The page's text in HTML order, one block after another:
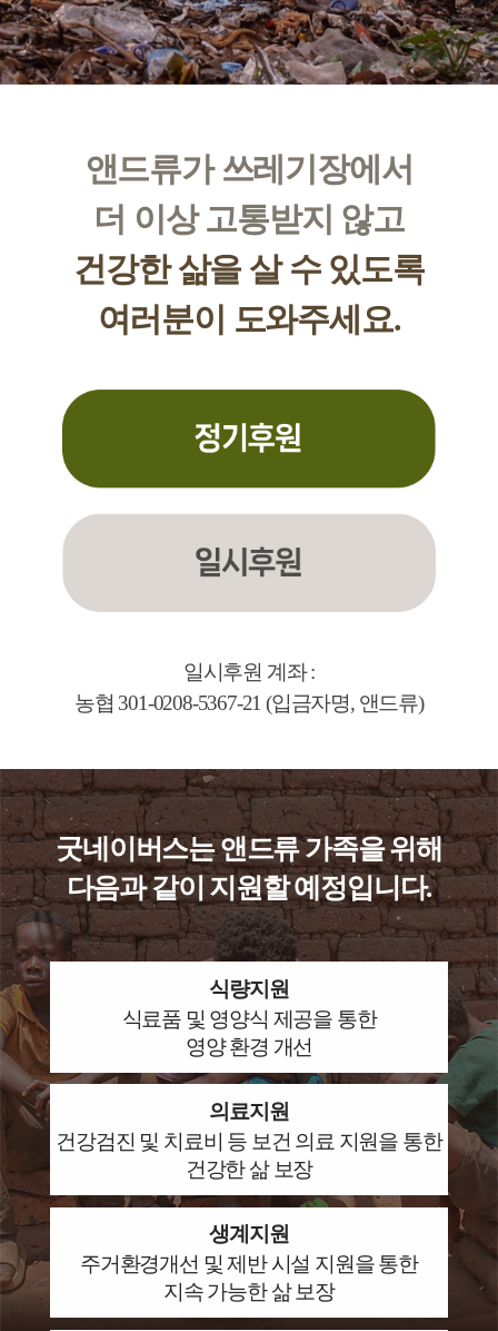
앤드류가 쓰레기장에서
더 이상 고통받지 않고
건강한 삶을 살 수 있도록
여러분이 도와주세요.
일시후원 계좌 :
농협 301-0208-5367-21 (입금자명, 앤드류)
굿네이버스는 앤드류 가족을 위해
다음과 같이 지원할 예정입니다.
식량지원
식료품 및 영양식 제공을 통한
영양 환경 개선
의료지원
건강검진 및 치료비 등 보건 의료 지원을 통한
건강한 삶 보장
생계지원
주거환경개선 및 제반 시설 지원을 통한
지속 가능한 삶 보장​